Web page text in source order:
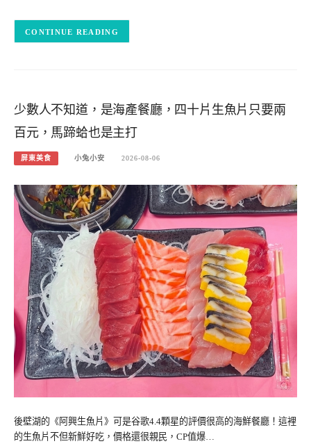
CONTINUE READING
少數人不知道，是海產餐廳，四十片生魚片只要兩
百元，馬蹄蛤也是主打
屏東美食 小兔小安 2026-08-06
後壁湖的《阿興生魚片》可是谷歌4.4顆星的評價很高的海鮮餐廳！這裡
的生魚片不但新鮮好吃，價格還很親民，CP值爆…